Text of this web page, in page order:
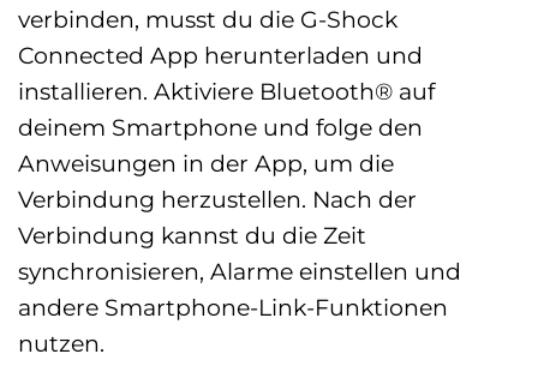
verbinden, musst du die G-Shock
Connected App herunterladen und
installieren. Aktiviere Bluetooth® auf
deinem Smartphone und folge den
Anweisungen in der App, um die
Verbindung herzustellen. Nach der
Verbindung kannst du die Zeit
synchronisieren, Alarme einstellen und
andere Smartphone-Link-Funktionen
nutzen.